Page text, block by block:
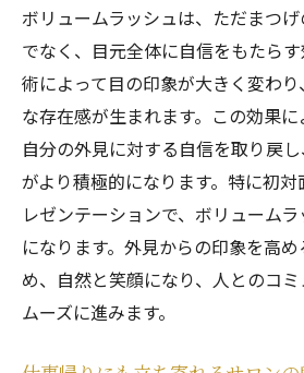
ボリュームラッシュは、ただまつ
でなく、目元全体に自信をもたら
術によって目の印象が大きく変わ
な存在感が生まれます。この効果
自分の外見に対する自信を取り戻
がより積極的になります。特に初
レゼンテーションで、ボリューム
になります。外見からの印象を高
め、自然と笑顔になり、人とのコ
ムーズに進みます。